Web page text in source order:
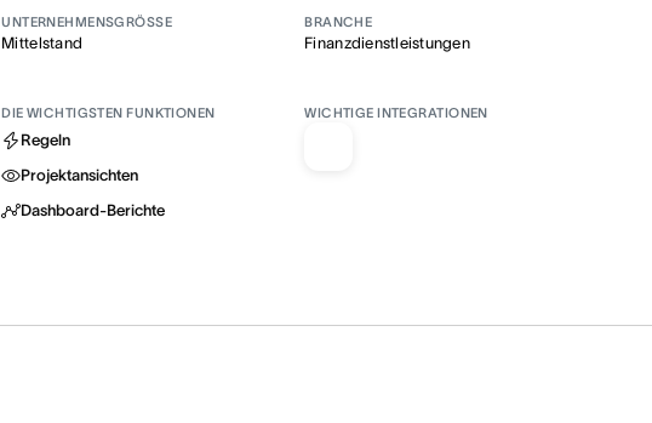
UNTERNEHMENSGRÖSSE
Mittelstand
BRANCHE
Finanzdienstleistungen
DIE WICHTIGSTEN FUNKTIONEN
Regeln
Projektansichten
Dashboard-Berichte
WICHTIGE INTEGRATIONEN